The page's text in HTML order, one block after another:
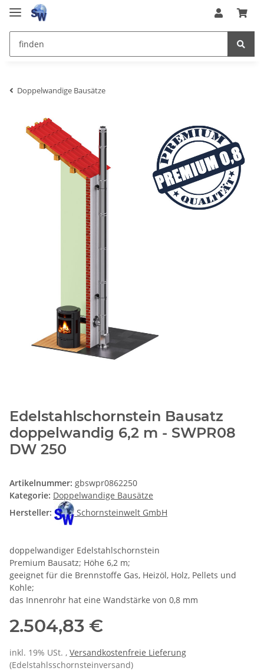
Doppelwandige Bausätze
Edelstahlschornstein Bausatz
doppelwandig 6,2 m - SWPR08
DW 250
Artikelnummer: gbswpr0862250
Kategorie: Doppelwandige Bausätze
Hersteller:
Schornsteinwelt GmbH
doppelwandiger Edelstahlschornstein
Premium Bausatz; Höhe 6,2 m;
geeignet für die Brennstoffe Gas, Heizöl, Holz, Pellets und
Kohle;
das Innenrohr hat eine Wandstärke von 0,8 mm
2.504,83 €
inkl. 19% USt. , Versandkostenfreie Lieferung
(Edelstahlsschornsteinversand)